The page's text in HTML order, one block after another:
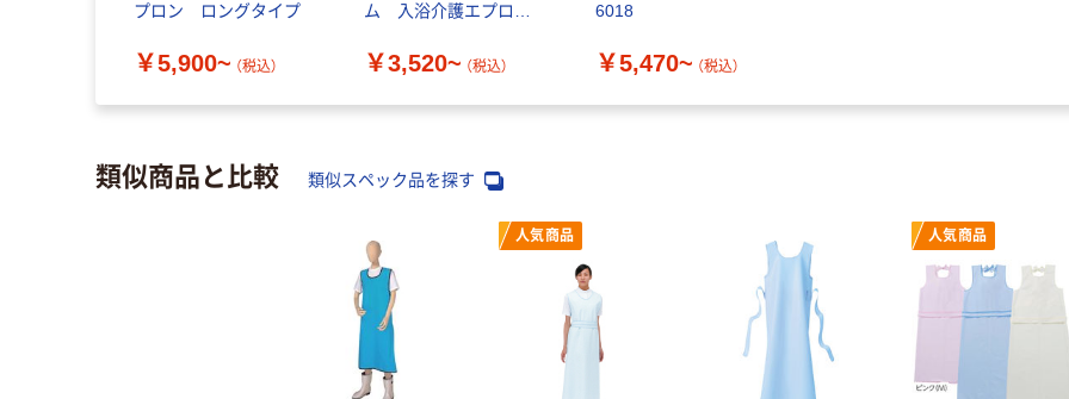
プロン ロングタイプ
￥5,900~ （税込）
ム 入浴介護エプロン
￥3,520~ （税込）
6018
￥5,470~ （税込）
類似商品と比較 類似スペック品を探す
人気商品 人気商品